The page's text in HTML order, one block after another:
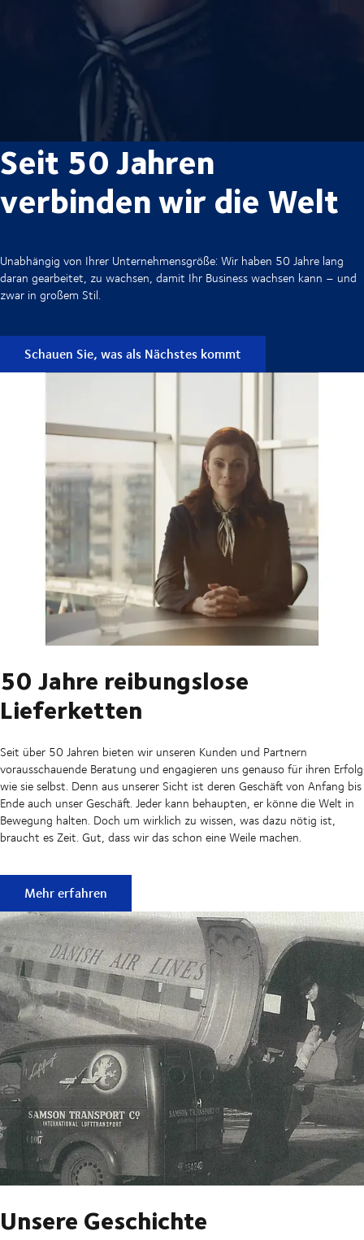
Seit 50 Jahren
verbinden wir die Welt
Unabhängig von Ihrer Unternehmensgröße: Wir haben 50 Jahre lang
daran gearbeitet, zu wachsen, damit Ihr Business wachsen kann – und
zwar in großem Stil.
Schauen Sie, was als Nächstes kommt
50 Jahre reibungslose
Lieferketten
Seit über 50 Jahren bieten wir unseren Kunden und Partnern
vorausschauende Beratung und engagieren uns genauso für ihren Erfolg
wie sie selbst. Denn aus unserer Sicht ist deren Geschäft von Anfang bis
Ende auch unser Geschäft. Jeder kann behaupten, er könne die Welt in
Bewegung halten. Doch um wirklich zu wissen, was dazu nötig ist,
braucht es Zeit. Gut, dass wir das schon eine Weile machen.
50 Jahre reibungslose Lieferketten
Mehr erfahren
Unsere Geschichte